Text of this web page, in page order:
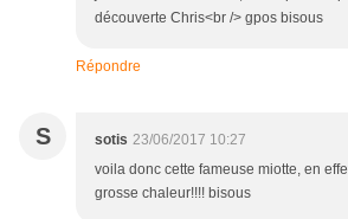
découverte Chris<br /> gpos bisous
Répondre
S sotis 23/06/2017 10:27
voila donc cette fameuse miotte, en
grosse chaleur!!!! bisous